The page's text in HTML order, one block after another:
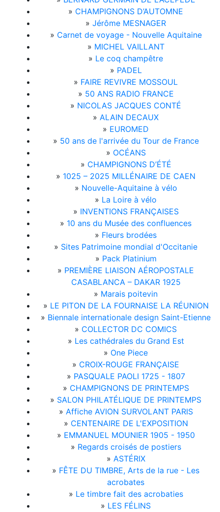
» CHAMPIGNONS D’AUTOMNE
» Jérôme MESNAGER
» Carnet de voyage - Nouvelle Aquitaine
» MICHEL VAILLANT
» Le coq champêtre
» PADEL
» FAIRE REVIVRE MOSSOUL
» 50 ANS RADIO FRANCE
» NICOLAS JACQUES CONTÉ
» ALAIN DECAUX
» EUROMED
» 50 ans de l'arrivée du Tour de France
» OCÉANS
» CHAMPIGNONS D’ÉTÉ
» 1025 – 2025 MILLÉNAIRE DE CAEN
» Nouvelle-Aquitaine à vélo
» La Loire à vélo
» INVENTIONS FRANÇAISES
» 10 ans du Musée des confluences
» Fleurs brodées
» Sites Patrimoine mondial d'Occitanie
» Pack Platinium
» PREMIÈRE LIAISON AÉROPOSTALE
CASABLANCA – DAKAR 1925
» Marais poitevin
» LE PITON DE LA FOURNAISE LA RÉUNION
» Biennale internationale design Saint-Etienne
» COLLECTOR DC COMICS
» Les cathédrales du Grand Est
» One Piece
» CROIX-ROUGE FRANÇAISE
» PASQUALE PAOLI 1725 - 1807
» CHAMPIGNONS DE PRINTEMPS
» SALON PHILATÉLIQUE DE PRINTEMPS
» Affiche AVION SURVOLANT PARIS
» CENTENAIRE DE L'EXPOSITION
» EMMANUEL MOUNIER 1905 - 1950
» Regards croisés de postiers
» ASTÉRIX
» FÊTE DU TIMBRE, Arts de la rue - Les
acrobates
» Le timbre fait des acrobaties
» LES FÉLINS